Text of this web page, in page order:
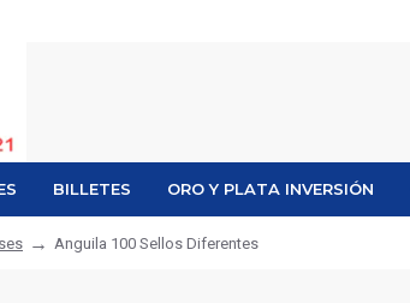
BILLETES ORO Y PLATA INVERSIÓN
Anguila 100 Sellos Diferentes